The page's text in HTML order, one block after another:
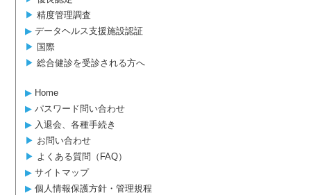
▶︎ 精度管理調査
▶︎ データヘルス支援施設認証
▶︎ 国際
▶︎ 総合健診を受診される方へ
▶︎ Home
▶︎ パスワード問い合わせ
▶︎ 入退会、各種手続き
▶︎ お問い合わせ
▶︎ よくある質問（FAQ）
▶︎ サイトマップ
▶︎ 個人情報保護方針・管理規程